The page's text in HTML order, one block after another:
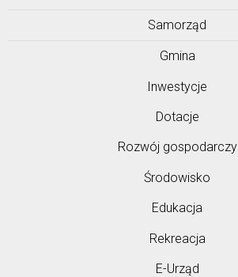
Samorząd
Gmina
Inwestycje
Dotacje
Rozwój gospodarczy
Środowisko
Edukacja
Rekreacja
E-Urząd